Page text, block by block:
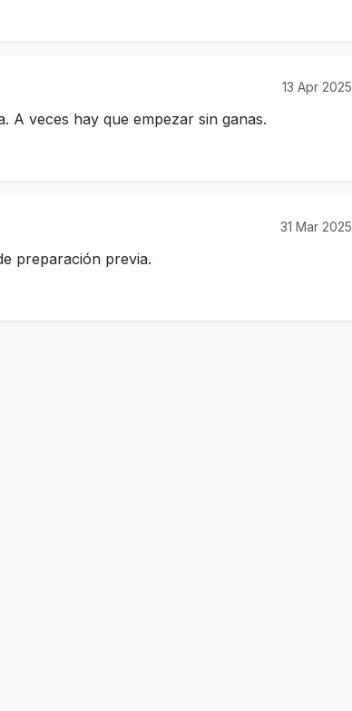
13 Apr 2025
A veces hay que empezar sin ganas.
31 Mar 2025
preparación previa.